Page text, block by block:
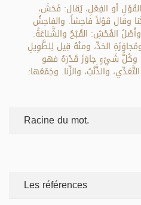
أو الفِعْلِ، يُقال: فَحَشَ،
وقال قَوْلاً فاحِشاً. والفاحِشُ
الفُحْشِ: القُبْحُ والشَّناعَةُ.
الحَدِّ، ومنْهُ قِيل لِلطَّوِيلِ
وكُلُّ شَيْءٍ جاوَزَ قَدْرَهُ فهو
والذَّنْبُ، والزِّنا. وجَمْعُها:
Racine du mot.
Les références